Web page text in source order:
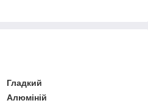
Гладкий
Алюміній